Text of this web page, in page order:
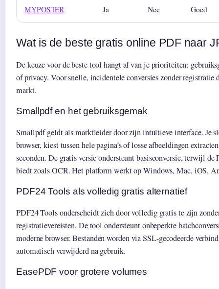
MYPOSTER Ja Nee Goed
Wat is de beste gratis online PDF naar
De keuze voor de beste tool hangt af van je prioriteiten:
of privacy. Voor snelle, incidentele conversies zonder registratie
markt.
Smallpdf en het gebruiksgemak
Smallpdf geldt als marktleider door zijn intuïtieve interface. Je
browser, kiest tussen hele pagina’s of losse afbeeldingen
seconden. De gratis versie ondersteunt basisconversie, terwijl de
biedt zoals OCR. Het platform werkt op Windows, Mac, iOS,
PDF24 Tools als volledig gratis alternatief
PDF24 Tools onderscheidt zich door volledig gratis te zijn
registratievereisten. De tool ondersteunt onbeperkte
moderne browser. Bestanden worden via SSL-gecodeerde
automatisch verwijderd na gebruik.
EasePDF voor grotere volumes